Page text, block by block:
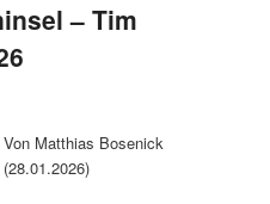
– Tim
Von Matthias Bosenick
(28.01.2026)